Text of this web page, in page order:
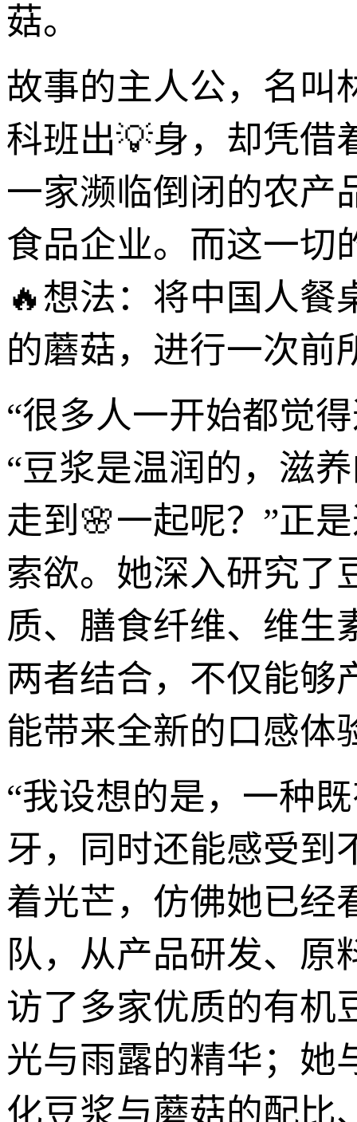
菇。
故事的主人公，名叫
科班出💡身，却凭借
一家濒临倒闭的农产
食品企业。而这一切
🔥想法：将中国人餐
的蘑菇，进行一次前
“很多人一开始都觉
“豆浆是温润的，滋
走到🌸一起呢？”正
索欲。她深入研究了
质、膳食纤维、维生
两者结合，不仅能够
能带来全新的口感体
“我设想的是，一种
牙，同时还能感受到
着光芒，仿佛她已经
队，从产品研发、
访了多家优质的有机
光与雨露的精华；她
化豆浆与蘑菇的配比